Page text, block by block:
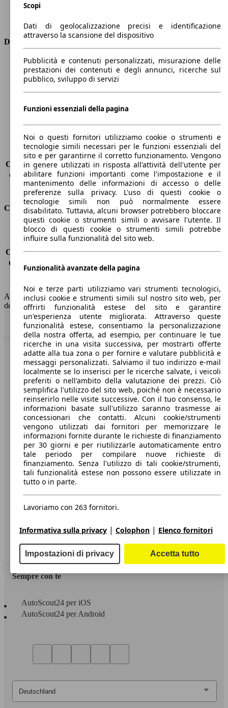
Trasmissione
Dimensioni
Lunghezza
4160 mm
Altezza
1560 mm
Larghezza
Peso massimo
1582 kg
Sedili
5
Carico sul tetto
-
Capacità di traino (senza freni) -
Capacità di traino (con freni)
1100 kg
Volume del bagagliaio
350 - 1000 l
Consumi
Emissioni di CO2*
114 g/km (komb.)
Consumo (urbano)
6.0 l/100km
Consumo (extra-urbano) 4.3 l/100km
Consumo (combinato)*
4.9 l/100km
Capacità del serbatoio
50 l
AutoScout24 non si assume alcuna responsabilità per la correttezza
dei dati.
Torna su
Benvenuti su AutoScout24, il mercato auto europeo.
Società
A proposito di AutoScout24
Stampa
Media
Condizioni generali
Informazioni
Privacy
Dichiarazione di Accessibilità
Servizi
Area rivenditori
Sempre con te
AutoScout24 per iOS
AutoScout24 per Android
Scopi
Dati di geolocalizzazione precisi e identificazione
attraverso la scansione del dispositivo
Pubblicità e contenuti personalizzati, misurazione delle
prestazioni dei contenuti e degli annunci, ricerche sul
pubblico, sviluppo di servizi
Funzioni essenziali della pagina
Noi o questi fornitori utilizziamo cookie o strumenti e
tecnologie simili necessari per le funzioni essenziali del
sito e per garantirne il corretto funzionamento. Vengono
in genere utilizzati in risposta all'attività dell'utente per
abilitare funzioni importanti come l'impostazione e il
mantenimento delle informazioni di accesso o delle
preferenze sulla privacy. L'uso di questi cookie o
tecnologie simili non può normalmente essere
disabilitato. Tuttavia, alcuni browser potrebbero bloccare
questi cookie o strumenti simili o avvisare l'utente. Il
blocco di questi cookie o strumenti simili potrebbe
influire sulla funzionalità del sito web.
Funzionalità avanzate della pagina
Noi e terze parti utilizziamo vari strumenti tecnologici,
inclusi cookie e strumenti simili sul nostro sito web, per
offrirti funzionalità estese del sito e garantire
un'esperienza utente migliorata. Attraverso queste
funzionalità estese, consentiamo la personalizzazione
della nostra offerta, ad esempio, per continuare le tue
ricerche in una visita successiva, per mostrarti offerte
adatte alla tua zona o per fornire e valutare pubblicità e
messaggi personalizzati. Salviamo il tuo indirizzo e-mail
localmente se lo inserisci per le ricerche salvate, i veicoli
preferiti o nell'ambito della valutazione dei prezzi. Ciò
semplifica l'utilizzo del sito web, poiché non è necessario
reinserirlo nelle visite successive. Con il tuo consenso, le
informazioni basate sull'utilizzo saranno trasmesse ai
concessionari che contatti. Alcuni cookie/strumenti
vengono utilizzati dai fornitori per memorizzare le
informazioni fornite durante le richieste di finanziamento
per 30 giorni e per riutilizzarle automaticamente entro
tale periodo per compilare nuove richieste di
finanziamento. Senza l'utilizzo di tali cookie/strumenti,
tali funzionalità estese non possono essere utilizzate in
tutto o in parte.
Lavoriamo con 263 fornitori.
Informativa sulla privacy | Colophon | Elenco fornitori
Impostazioni di privacy Accetta tutto